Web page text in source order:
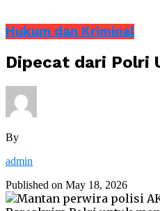
Hukum dan Kriminal
Dipecat dari Polri
By
admin
Published on May 18, 2026